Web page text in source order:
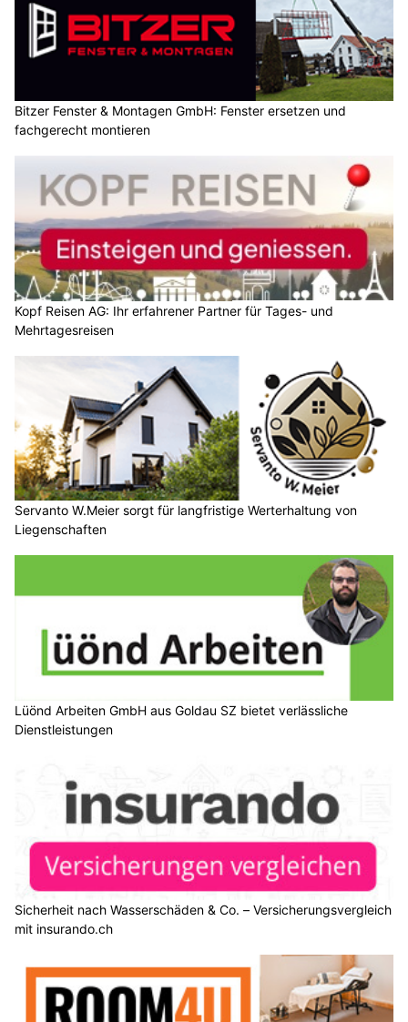
Bitzer Fenster & Montagen GmbH: Fenster ersetzen und
fachgerecht montieren
Kopf Reisen AG: Ihr erfahrener Partner für Tages- und
Mehrtagesreisen
Servanto W.Meier sorgt für langfristige Werterhaltung von
Liegenschaften
Lüönd Arbeiten GmbH aus Goldau SZ bietet verlässliche
Dienstleistungen
Sicherheit nach Wasserschäden & Co. – Versicherungsvergleich
mit insurando.ch